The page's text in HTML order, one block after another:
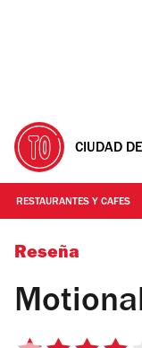
CIUDAD
RESTAURANTES Y CAFES
Foto: Ale
Reseña